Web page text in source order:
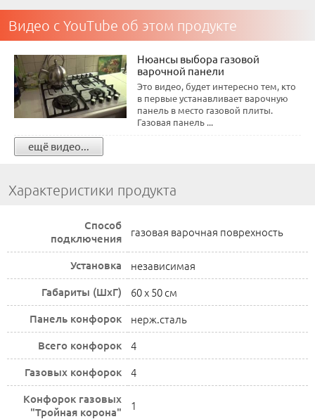
Видео с YouTube об этом продукте
Нюансы выбора газовой
варочной панели
Это видео, будет интересно тем, кто
в первые устанавливает варочную
панель в место газовой плиты.
Газовая панель ...
ещё видео...
Характеристики продукта
Способ
подключения
газовая варочная поврехность
Установка независимая
Габариты (ШхГ) 60 x 50 см
Панель конфорок нерж.сталь
Всего конфорок 4
Газовых конфорок 4
Конфорок газовых
"Тройная корона"
1